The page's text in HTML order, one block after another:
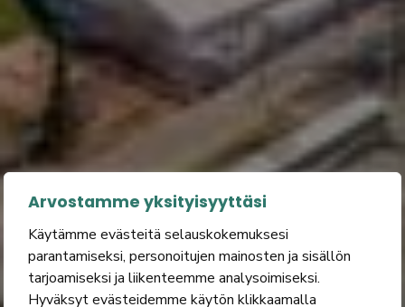
Arvostamme yksityisyyttäsi
Käytämme evästeitä selauskokemuksesi
parantamiseksi, personoitujen mainosten ja sisällön
tarjoamiseksi ja liikenteemme analysoimiseksi.
Hyväksyt evästeidemme käytön klikkaamalla